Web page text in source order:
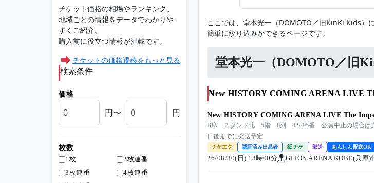
ここでは、堂本光一（DOMOTO／旧KinKi Kids）
簡単に絞り込みができるページです。
堂本光一（DOMOTO／旧
New HISTORY COMING ARENA LIVE
New HISTORY COMING ARENA LIVE The
B席 スタンド北 5階 8列 82~95番 公演中止の場合は売
日後までに発送予定
チケエク 認証済み出品者 紙チケ 郵送 あんしん配送OK
26/08/30(日) 13時00分 GLION ARENA KOBE(兵庫)
チケット価格の相場やランキング、
地域ごとの情報をデータでわかりや
すくご紹介。
購入前に役立つ情報が満載です。
チケットの価格遷移をもっと見る
検索条件
価格
円〜 円
枚数
1枚
2枚連番
3枚連番
4枚連番